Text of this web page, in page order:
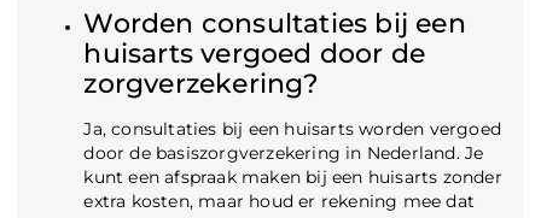
Worden consultaties bij een
huisarts vergoed door de
zorgverzekering?
Ja, consultaties bij een huisarts worden vergoed
door de basiszorgverzekering in Nederland. Je
kunt een afspraak maken bij een huisarts zonder
extra kosten, maar houd er rekening mee dat